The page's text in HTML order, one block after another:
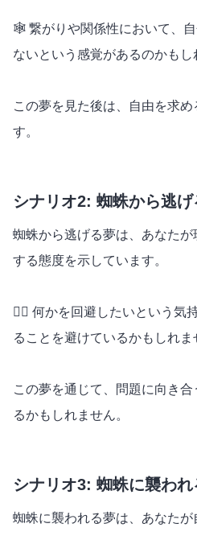
🕸️ 繋がりや関係性において、
ないという感覚があるのかもし
この夢を見た後は、自由を求
す。
シナリオ2: 蜘蛛から逃げ
蜘蛛から逃げる夢は、あなた
する態度を示しています。
🏃‍♂️ 何かを回避したいという気
ることを避けているかもしれま
この夢を通じて、問題に向き
るかもしれません。
シナリオ3: 蜘蛛に襲われ
蜘蛛に襲われる夢は、あなた